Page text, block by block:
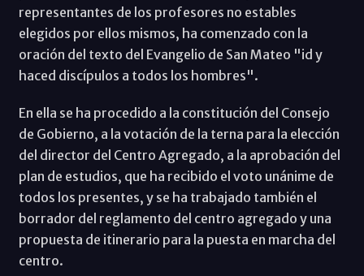
representantes de los profesores no estables
elegidos por ellos mismos, ha comenzado con la
oración del texto del Evangelio de San Mateo "id y
haced discípulos a todos los hombres".
En ella se ha procedido a la constitución del Consejo
de Gobierno, a la votación de la terna para la elección
del director del Centro Agregado, a la aprobación del
plan de estudios, que ha recibido el voto unánime de
todos los presentes, y se ha trabajado también el
borrador del reglamento del centro agregado y una
propuesta de itinerario para la puesta en marcha del
centro.